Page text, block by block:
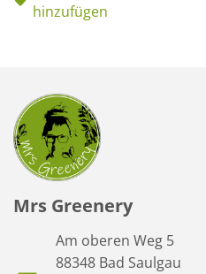
hinzufügen
Mrs Greenery
Am oberen Weg 5
88348 Bad Saulgau